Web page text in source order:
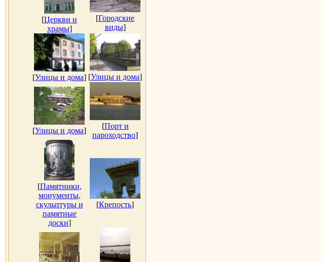
[Церкви и
храмы]
[Городские
виды]
[Улицы и дома] [Улицы и дома]
[Улицы и дома]
[Порт и
пароходство]
[Памятники,
монументы,
скульптуры и
памятные
доски]
[Крепость]